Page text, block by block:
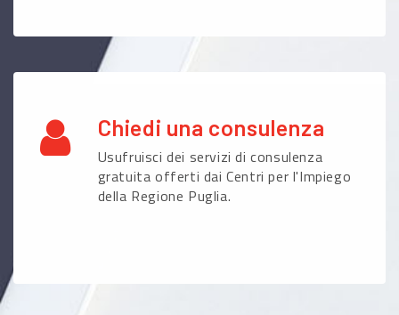
Chiedi una consulenza
Usufruisci dei servizi di consulenza
gratuita offerti dai Centri per l'Impiego
della Regione Puglia.